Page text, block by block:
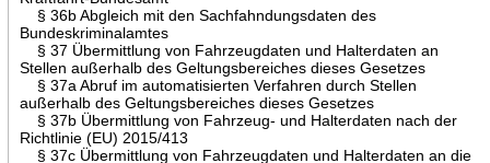
§ 36b Abgleich mit den Sachfahndungsdaten des
Bundeskriminalamtes
§ 37 Übermittlung von Fahrzeugdaten und Halterdaten an
Stellen außerhalb des Geltungsbereiches dieses Gesetzes
§ 37a Abruf im automatisierten Verfahren durch Stellen
außerhalb des Geltungsbereiches dieses Gesetzes
§ 37b Übermittlung von Fahrzeug- und Halterdaten nach der
Richtlinie (EU) 2015/413
§ 37c Übermittlung von Fahrzeugdaten und Halterdaten an die